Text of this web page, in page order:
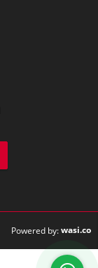
Powered by:wasi.co